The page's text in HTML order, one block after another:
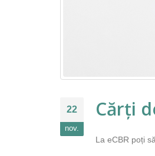
22
nov.
Cărți
La eCBR poți